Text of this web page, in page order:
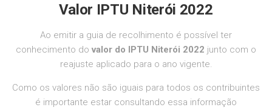
Valor IPTU Niterói 2022
Ao emitir a guia de recolhimento é possível ter
conhecimento do valor do IPTU Niterói 2022 junto com o
reajuste aplicado para o ano vigente.
Como os valores não são iguais para todos os contribuintes
é importante estar consultando essa informação